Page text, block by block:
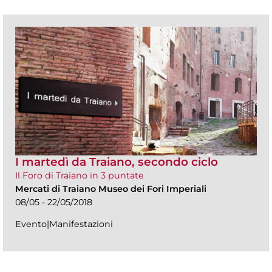
I martedì da Traiano, secondo ciclo
Il Foro di Traiano in 3 puntate
Mercati di Traiano Museo dei Fori Imperiali
08/05 - 22/05/2018
Evento|Manifestazioni